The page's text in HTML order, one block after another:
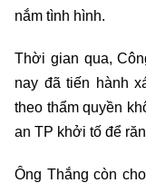
nắm tình hình.
Thời gian qua,
nay đã tiến hành
theo thẩm quyền
an TP khởi tố để
Ông Thắng còn